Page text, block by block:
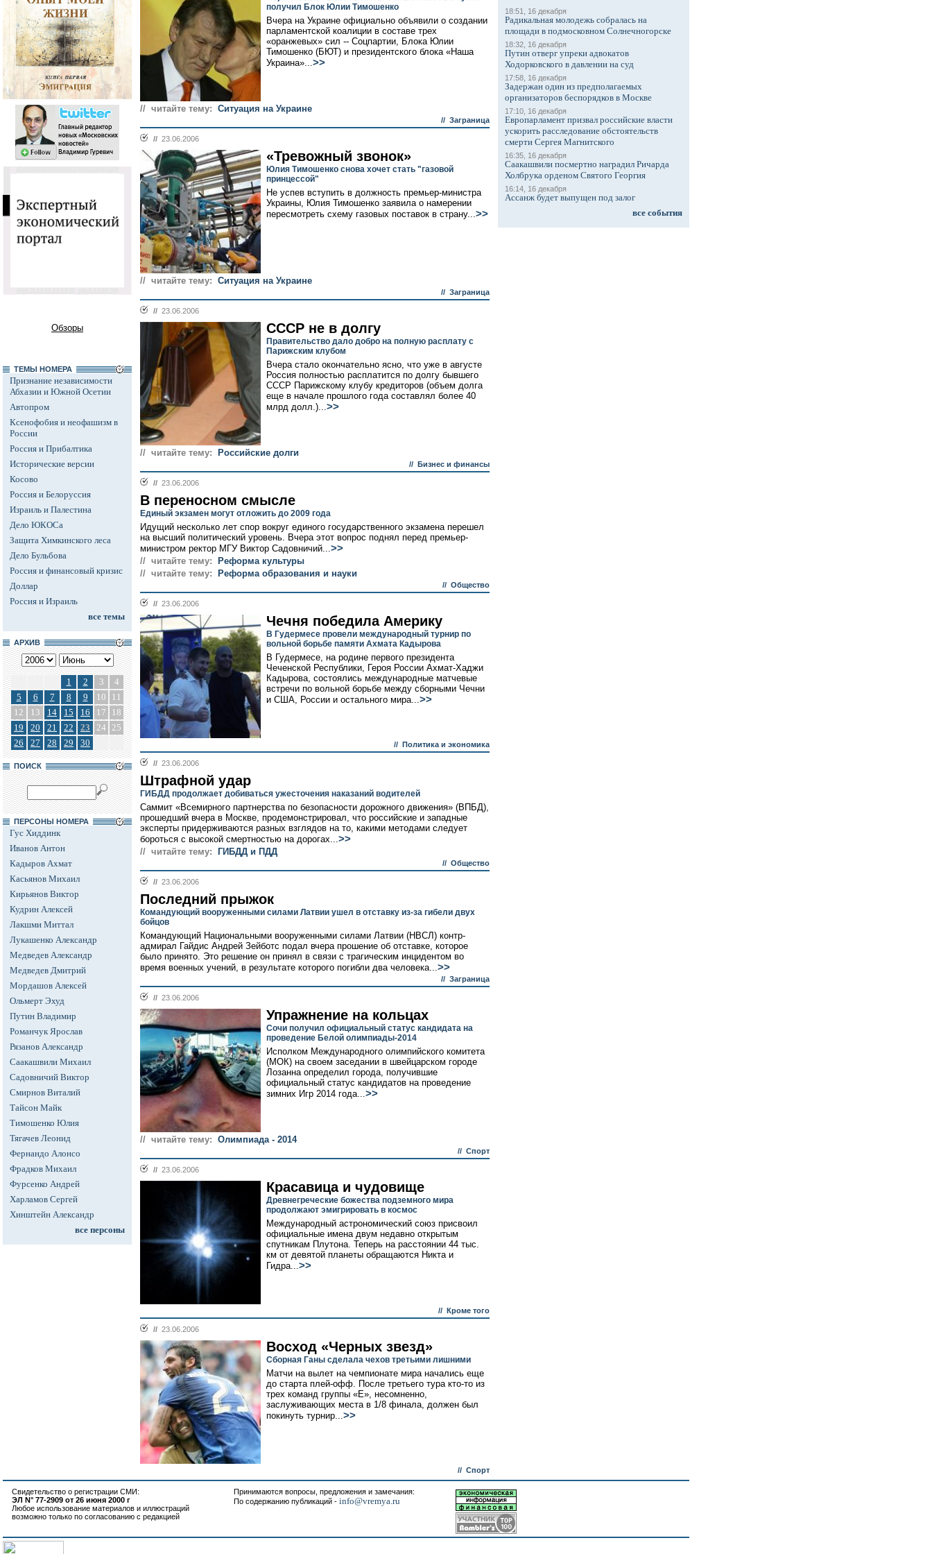
Обзоры
ТЕМЫ НОМЕРА
Признание независимости
Абхазии и Южной Осетии
Автопром
Ксенофобия и неофашизм в
России
Россия и Прибалтика
Исторические версии
Косово
Россия и Белоруссия
Израиль и Палестина
Дело ЮКОСа
Защита Химкинского леса
Дело Бульбова
Россия и финансовый кризис
Доллар
Россия и Израиль
все темы
АРХИВ
1 2 3
4
5
6 7 8 9 10
11
12
13 14 15 16 17
18
19
20 21 22 23 24 25
26
27 28 29 30
ПОИСК
ПЕРСОНЫ НОМЕРА
Гус Хиддинк
Иванов Антон
Кадыров Ахмат
Касьянов Михаил
Кирьянов Виктор
Кудрин Алексей
Лакшми Миттал
Лукашенко Александр
Медведев Александр
Медведев Дмитрий
Мордашов Алексей
Ольмерт Эхуд
Путин Владимир
Романчук Ярослав
Рязанов Александр
Саакашвили Михаил
Садовничий Виктор
Смирнов Виталий
Тайсон Майк
Тимошенко Юлия
Тягачев Леонид
Фернандо Алонсо
Фрадков Михаил
Фурсенко Андрей
Харламов Сергей
Хинштейн Александр
все персоны
получил Блок Юлии Тимошенко
Вчера на Украине официально объявили о создании
парламентской коалиции в составе трех
«оранжевых» сил -- Соцпартии, Блока Юлии
Тимошенко (БЮТ) и президентского блока «Наша
Украина»...>>
// читайте тему: Ситуация на Украине
// Заграница
// 23.06.2006
«Тревожный звонок»
Юлия Тимошенко снова хочет стать "газовой
принцессой"
Не успев вступить в должность премьер-министра
Украины, Юлия Тимошенко заявила о намерении
пересмотреть схему газовых поставок в страну...>>
// читайте тему: Ситуация на Украине
// Заграница
// 23.06.2006
СССР не в долгу
Правительство дало добро на полную расплату с
Парижским клубом
Вчера стало окончательно ясно, что уже в августе
Россия полностью расплатится по долгу бывшего
СССР Парижскому клубу кредиторов (объем долга
еще в начале прошлого года составлял более 40
млрд долл.)...>>
// читайте тему: Российские долги
// Бизнес и финансы
// 23.06.2006
В переносном смысле
Единый экзамен могут отложить до 2009 года
Идущий несколько лет спор вокруг единого государственного экзамена перешел
на высший политический уровень. Вчера этот вопрос поднял перед премьер-
министром ректор МГУ Виктор Садовничий...>>
// читайте тему:
Реформа культуры
// читайте тему:
Реформа образования и науки
// Общество
// 23.06.2006
Чечня победила Америку
В Гудермесе провели международный турнир по
вольной борьбе памяти Ахмата Кадырова
В Гудермесе, на родине первого президента
Чеченской Республики, Героя России Ахмат-Хаджи
Кадырова, состоялись международные матчевые
встречи по вольной борьбе между сборными Чечни
и США, России и остального мира...>>
// Политика и экономика
// 23.06.2006
Штрафной удар
ГИБДД продолжает добиваться ужесточения наказаний водителей
Саммит «Всемирного партнерства по безопасности дорожного движения» (ВПБД),
прошедший вчера в Москве, продемонстрировал, что российские и западные
эксперты придерживаются разных взглядов на то, какими методами следует
бороться с высокой смертностью на дорогах...>>
// читайте тему: ГИБДД и ПДД
// Общество
// 23.06.2006
Последний прыжок
Командующий вооруженными силами Латвии ушел в отставку из-за гибели двух
бойцов
Командующий Национальными вооруженными силами Латвии (НВСЛ) контр-
адмирал Гайдис Андрей Зейботс подал вчера прошение об отставке, которое
было принято. Это решение он принял в связи с трагическим инцидентом во
время военных учений, в результате которого погибли два человека...>>
// Заграница
// 23.06.2006
Упражнение на кольцах
Сочи получил официальный статус кандидата на
проведение Белой олимпиады-2014
Исполком Международного олимпийского комитета
(МОК) на своем заседании в швейцарском городе
Лозанна определил города, получившие
официальный статус кандидатов на проведение
зимних Игр 2014 года...>>
// читайте тему: Олимпиада - 2014
// Спорт
// 23.06.2006
Красавица и чудовище
Древнегреческие божества подземного мира
продолжают эмигрировать в космос
Международный астрономический союз присвоил
официальные имена двум недавно открытым
спутникам Плутона. Теперь на расстоянии 44 тыс.
км от девятой планеты обращаются Никта и
Гидра...>>
// Кроме того
// 23.06.2006
Восход «Черных звезд»
Сборная Ганы сделала чехов третьими лишними
Матчи на вылет на чемпионате мира начались еще
до старта плей-офф. После третьего тура кто-то из
трех команд группы «Е», несомненно,
заслуживающих места в 1/8 финала, должен был
покинуть турнир...>>
// Спорт
18:51, 16 декабря
Радикальная молодежь собралась на
площади в подмосковном Солнечногорске
18:32, 16 декабря
Путин отверг упреки адвокатов
Ходорковского в давлении на суд
17:58, 16 декабря
Задержан один из предполагаемых
организаторов беспорядков в Москве
17:10, 16 декабря
Европарламент призвал российские власти
ускорить расследование обстоятельств
смерти Сергея Магнитского
16:35, 16 декабря
Саакашвили посмертно наградил Ричарда
Холбрука орденом Святого Георгия
16:14, 16 декабря
Ассанж будет выпущен под залог
все события
Свидетельство о регистрации СМИ:
ЭЛ N° 77-2909 от 26 июня 2000 г
Любое использование материалов и иллюстраций
возможно только по согласованию с редакцией
Принимаются вопросы, предложения и замечания:
По содержанию публикаций - info@vremya.ru